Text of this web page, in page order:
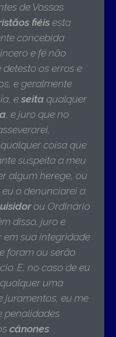
de Vossas
fiéis esta
concebida
e fé não
os erros e
e geralmente
e seita qualquer
, e juro que no
coisa que
suspeita a meu
algum herege, ou
o denunciarei a
ou Ordinário
disso, juro e
em sua integridade
foram ou serão
E, no caso de eu
uma
juramentos, eu me
penalidades
cânones